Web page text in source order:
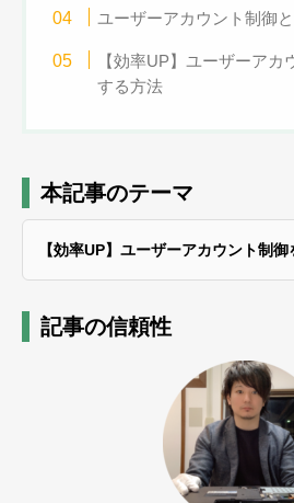
ユーザーアカウント制御と
【効率UP】ユーザーアカ
する方法
本記事のテーマ
【効率UP】ユーザーアカウント制
記事の信頼性